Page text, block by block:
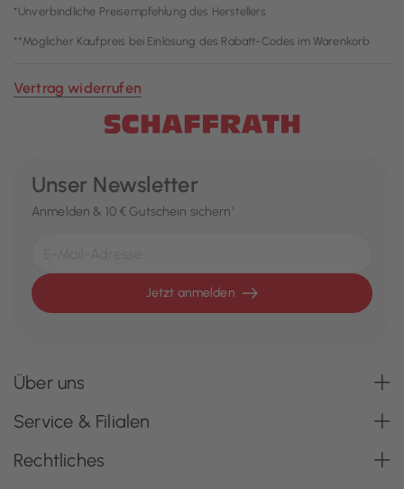
*Unverbindliche Preisempfehlung des Herstellers
**Möglicher Kaufpreis bei Einlösung des Rabatt-Codes im Warenkorb
Vertrag widerrufen
Unser Newsletter
Anmelden & 10 € Gutschein sichern¹
Jetzt anmelden
Über uns
Service & Filialen
Rechtliches